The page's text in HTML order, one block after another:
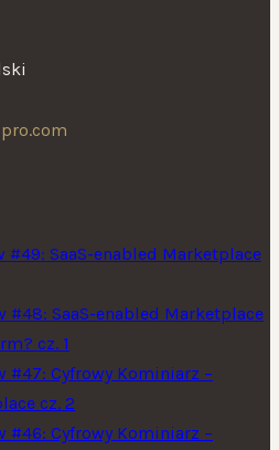
SaaS-enabled Marketplace
#48: SaaS-enabled Marketplace
cz. 1
#47: Cyfrowy Kominiarz –
cz. 2
#46: Cyfrowy Kominiarz –